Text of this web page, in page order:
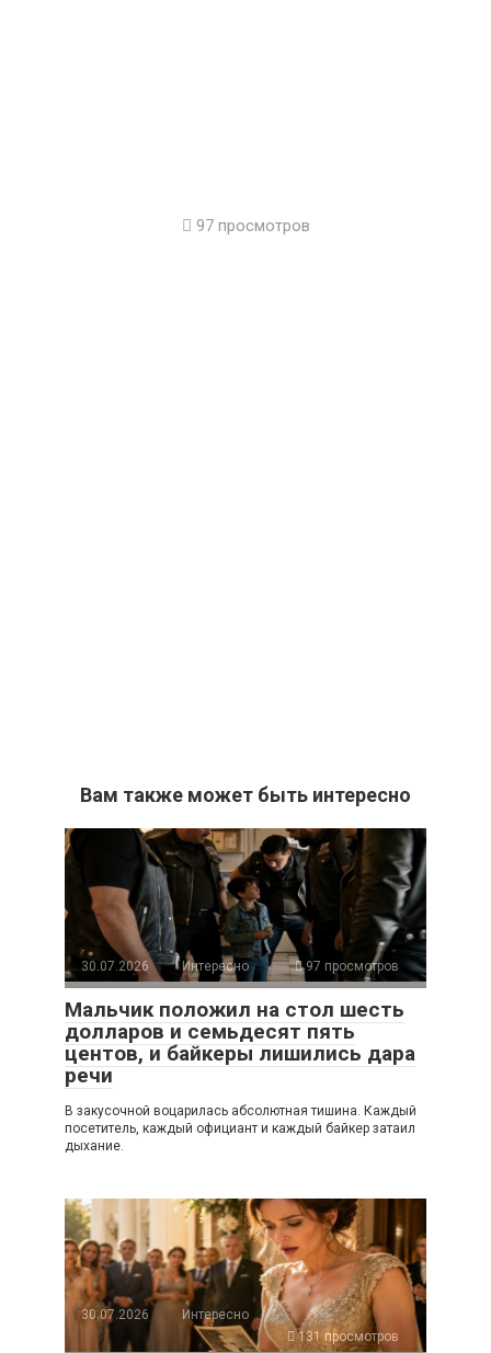
97 просмотров
Вам также может быть интересно
30.07.2026 Интересно 97 просмотров
Мальчик положил на стол шесть
долларов и семьдесят пять
центов, и байкеры лишились дара
речи
В закусочной воцарилась абсолютная тишина. Каждый
посетитель, каждый официант и каждый байкер затаил
дыхание.
30.07.2026
Интересно
131 просмотров